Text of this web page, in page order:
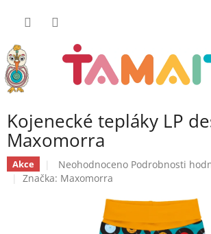
Kojenecké tepláky LP
Maxomorra
Akce
Průměrné
hodnocení
Neohodnoceno Podrobnosti
Značka: Maxomorra